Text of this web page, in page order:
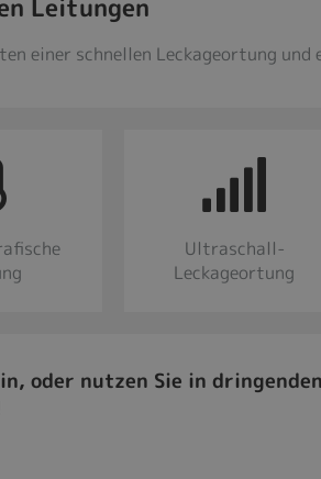
Leitungen
einer schnellen Leckageortung und
Ultraschall-
Leckageortung
oder nutzen Sie in